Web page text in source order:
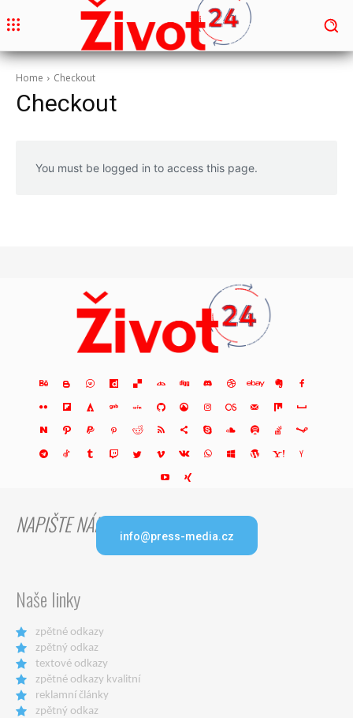
Home Checkout
Checkout
You must be logged in to access this page.
NAPIŠTE NÁM info@press-media.cz
Naše linky
zpětné odkazy
zpětný odkaz
textové odkazy
zpětné odkazy kvalitní
reklamní články
zpětný odkaz